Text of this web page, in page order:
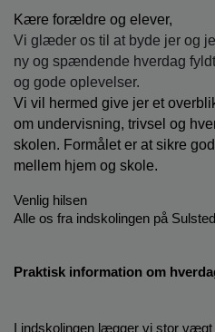
Kære forældre og elever,
Vi glæder os til at byde jer og
ny og spændende hverdag
og gode oplevelser.
Vi vil hermed give jer et
om undervisning, trivsel og
skolen. Formålet er at sikre
mellem hjem og skole.
Venlig hilsen
Alle os fra indskolingen på
Praktisk information om
I indskolingen lægger vi stor